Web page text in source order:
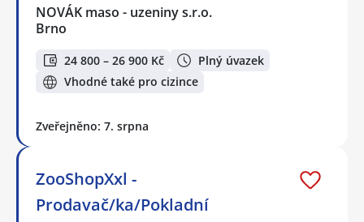
NOVÁK maso - uzeniny s.r.o.
Brno
24 800 – 26 900 Kč
Plný úvazek
Vhodné také pro cizince
Zveřejněno: 7. srpna
ZooShopXxl -
Prodavač/ka/Pokladní